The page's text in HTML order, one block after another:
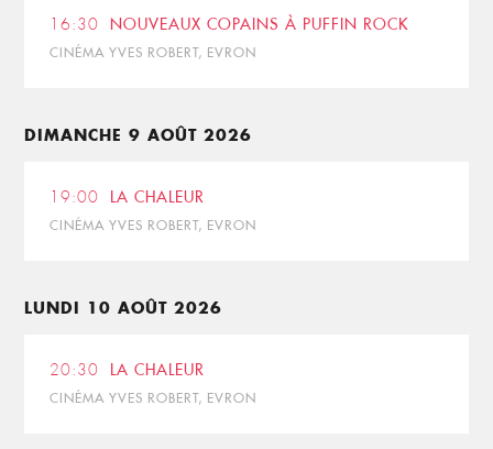
16:30 NOUVEAUX COPAINS À PUFFIN ROCK
CINÉMA YVES ROBERT, EVRON
DIMANCHE 9 AOÛT 2026
19:00 LA CHALEUR
CINÉMA YVES ROBERT, EVRON
LUNDI 10 AOÛT 2026
20:30 LA CHALEUR
CINÉMA YVES ROBERT, EVRON